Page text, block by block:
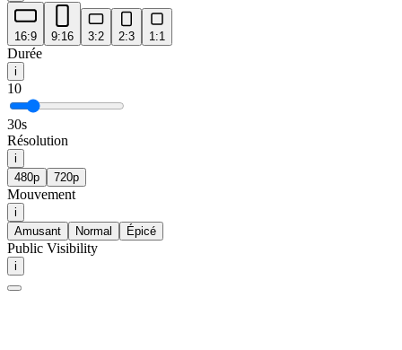
16:9 9:16 3:2 2:3 1:1
Durée
i
10
30s
Résolution
i
480p
720p
Mouvement
i
Amusant
Normal Épicé
Public Visibility
i